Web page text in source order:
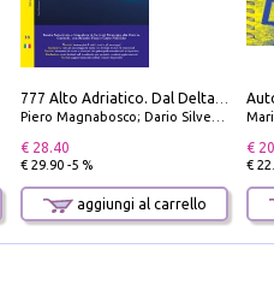
Piero Magnabosco; Dario Silvestro; Marco Sbrizzi
€ 28.40
€ 29.90 -5 %
aggiungi al carrello
€
€